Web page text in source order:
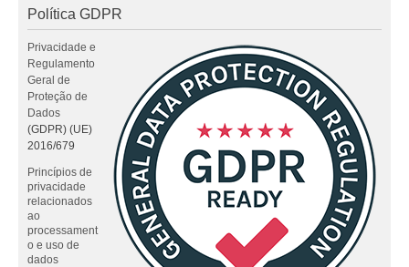
Política GDPR
Privacidade e
Regulamento
Geral de
Proteção de
Dados
(GDPR) (UE)
2016/679
Princípios de
privacidade
relacionados
ao
processament
o e uso de
dados